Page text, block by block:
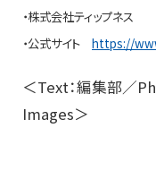
・株式会社ティップネス
・公式サイト https://
＜Text：編集部／
Images＞